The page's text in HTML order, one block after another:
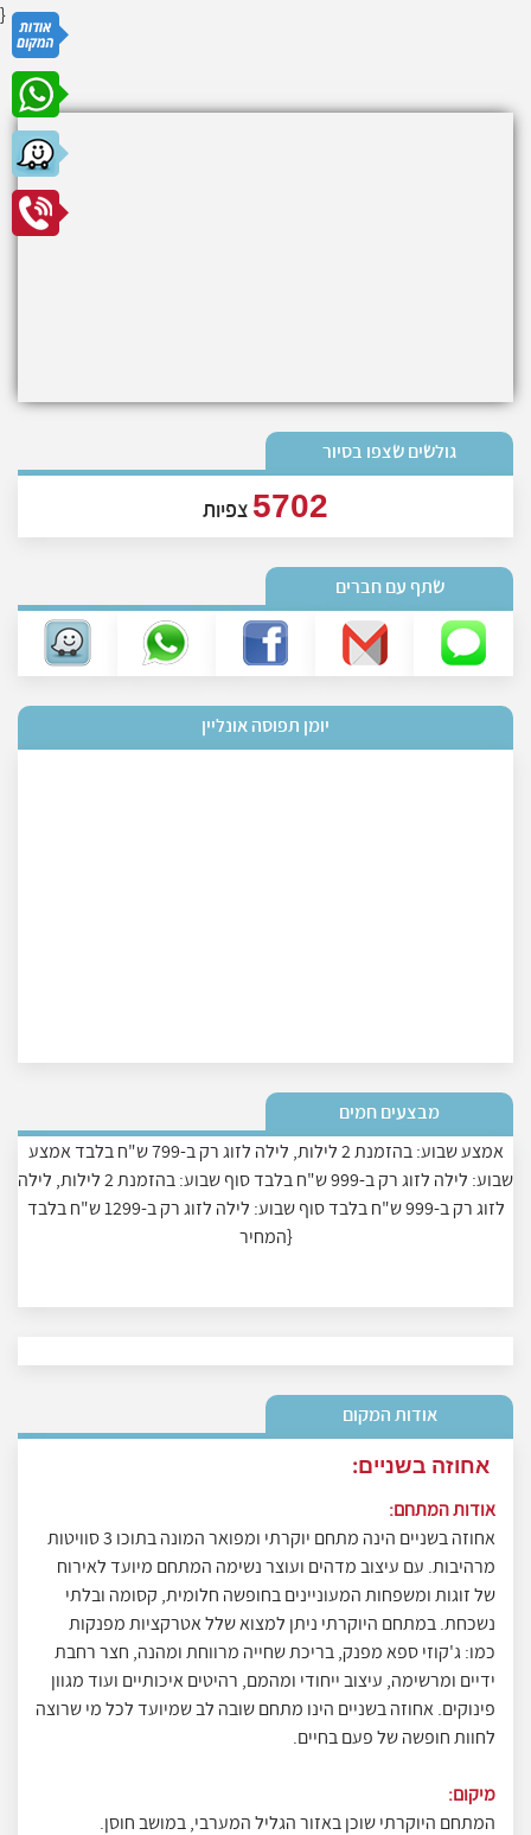
גולשים שצפו בסיור
5702 צפיות
שתף עם חברים
יומן תפוסה אונליין
מבצעים חמים
אמצע שבוע: בהזמנת 2 לילות, לילה לזוג רק ב-799 ש"ח בלבד אמצע
שבוע: לילה לזוג רק ב-999 ש"ח בלבד סוף שבוע: בהזמנת 2 לילות, לילה
לזוג רק ב-999 ש"ח בלבד סוף שבוע: לילה לזוג רק ב-1299 ש"ח בלבד
{המחיר
אודות המקום
אחוזה בשניים:
אודות המתחם:
אחוזה בשניים הינה מתחם יוקרתי ומפואר המונה בתוכו 3 סוויטות
מרהיבות. עם עיצוב מדהים ועוצר נשימה המתחם מיועד לאירוח
של זוגות ומשפחות המעוניינים בחופשה חלומית, קסומה ובלתי
נשכחת. במתחם היוקרתי ניתן למצוא שלל אטרקציות מפנקות
כמו: ג'קוזי ספא מפנק, בריכת שחייה מרווחת ומהנה, חצר רחבת
ידיים ומרשימה, עיצוב ייחודי ומהמם, רהיטים איכותיים ועוד מגוון
פינוקים. אחוזה בשניים הינו מתחם שובה לב שמיועד לכל מי שרוצה
לחוות חופשה של פעם בחיים.
מיקום:
המתחם היוקרתי שוכן באזור הגליל המערבי, במושב חוסן.
}